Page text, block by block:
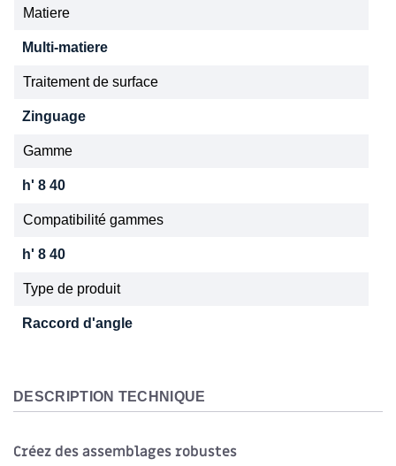
Matiere
Multi-matiere
Traitement de surface
Zinguage
Gamme
h' 8 40
Compatibilité gammes
h' 8 40
Type de produit
Raccord d'angle
DESCRIPTION TECHNIQUE
Créez des assemblages robustes